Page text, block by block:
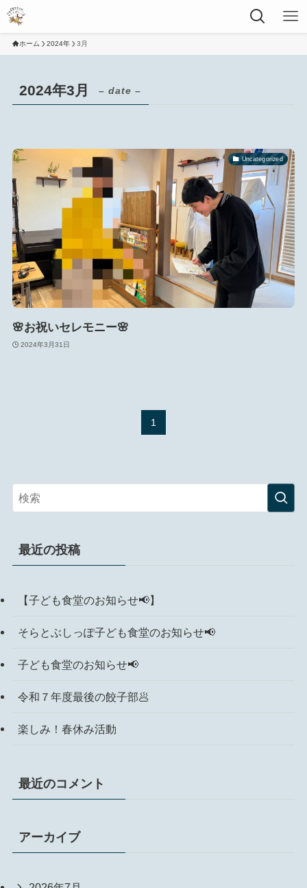
ホーム 2024年 3月
2024年3月 – date –
Uncategorized
🌸お祝いセレモニー🌸
2024年3月31日
1
最近の投稿
【子ども食堂のお知らせ📢】
そらとぶしっぽ子ども食堂のお知らせ📢
子ども食堂のお知らせ📢
令和７年度最後の餃子部🥟
楽しみ！春休み活動
最近のコメント
アーカイブ